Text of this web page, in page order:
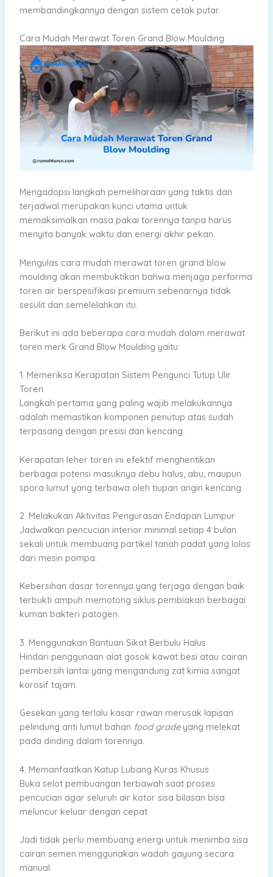
membandingkannya dengan sistem cetak putar.
Cara Mudah Merawat Toren Grand Blow Moulding
Mengadopsi langkah pemeliharaan yang taktis dan
terjadwal merupakan kunci utama untuk
memaksimalkan masa pakai torennya tanpa harus
menyita banyak waktu dan energi akhir pekan.
Mengulas cara mudah merawat toren grand blow
moulding akan membuktikan bahwa menjaga performa
toren air berspesifikasi premium sebenarnya tidak
sesulit dan semelelahkan itu.
Berikut ini ada beberapa cara mudah dalam merawat
toren merk Grand Blow Moulding yaitu:
1. Memeriksa Kerapatan Sistem Pengunci Tutup Ulir
Toren
Langkah pertama yang paling wajib melakukannya
adalah memastikan komponen penutup atas sudah
terpasang dengan presisi dan kencang.
Kerapatan leher toren ini efektif menghentikan
berbagai potensi masuknya debu halus, abu, maupun
spora lumut yang terbawa oleh tiupan angin kencang.
2. Melakukan Aktivitas Pengurasan Endapan Lumpur
Jadwalkan pencucian interior minimal setiap 4 bulan
sekali untuk membuang partikel tanah padat yang lolos
dari mesin pompa.
Kebersihan dasar torennya yang terjaga dengan baik
terbukti ampuh memotong siklus pembiakan berbagai
kuman bakteri patogen.
3. Menggunakan Bantuan Sikat Berbulu Halus
Hindari penggunaan alat gosok kawat besi atau cairan
pembersih lantai yang mengandung zat kimia sangat
korosif tajam.
Gesekan yang terlalu kasar rawan merusak lapisan
pelindung anti lumut bahan food gradeyang melekat
pada dinding dalam torennya.
4. Memanfaatkan Katup Lubang Kuras Khusus
Buka selot pembuangan terbawah saat proses
pencucian agar seluruh air kotor sisa bilasan bisa
meluncur keluar dengan cepat.
Jadi tidak perlu membuang energi untuk menimba sisa
cairan semen menggunakan wadah gayung secara
manual.